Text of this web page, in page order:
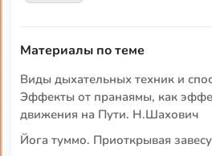
Материалы по теме
Виды дыхательных техник и
Эффекты от пранаямы, как
движения на Пути. Н.Шахович
Йога туммо. Приоткрывая